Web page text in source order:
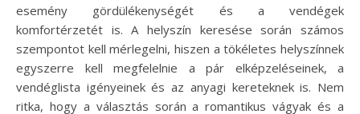
esemény gördülékenységét és a vendégek
komfortérzetét is. A helyszín keresése során számos
szempontot kell mérlegelni, hiszen a tökéletes helyszínnek
egyszerre kell megfelelnie a pár elképzeléseinek, a
vendéglista igényeinek és az anyagi kereteknek is. Nem
ritka, hogy a választás során a romantikus vágyak és a